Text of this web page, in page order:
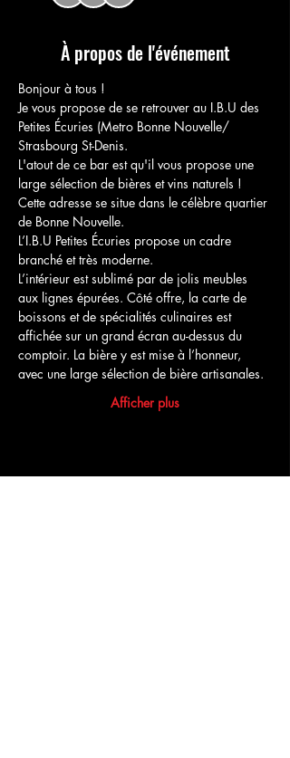
À propos de l'événement
Bonjour à tous !
Je vous propose de se retrouver au I.B.U des
Petites Écuries (Metro Bonne Nouvelle/
Strasbourg St-Denis.
L'atout de ce bar est qu'il vous propose une
large sélection de bières et vins naturels !
Cette adresse se situe dans le célèbre quartier
de Bonne Nouvelle.
L’I.B.U Petites Écuries propose un cadre
branché et très moderne.
L’intérieur est sublimé par de jolis meubles
aux lignes épurées. Côté offre, la carte de
boissons et de spécialités culinaires est
affichée sur un grand écran au-dessus du
comptoir. La bière y est mise à l’honneur,
avec une large sélection de bière artisanales.
Afficher plus